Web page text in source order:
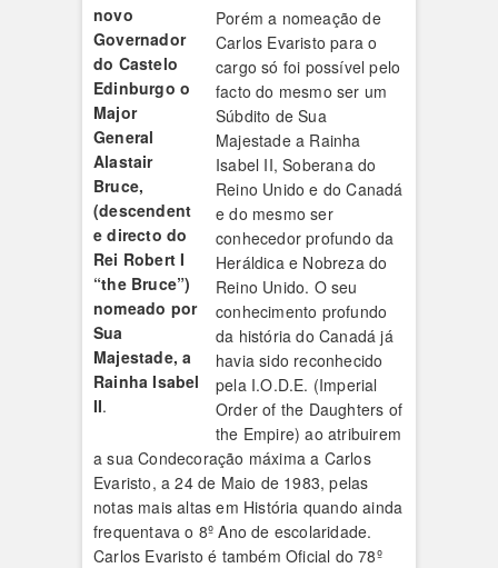
novo
Governador
do Castelo
Edinburgo o
Major
General
Alastair
Bruce,
(descendent
e directo do
Rei Robert I
“the Bruce”)
nomeado por
Sua
Majestade, a
Rainha Isabel
II.
Porém a nomeação de
Carlos Evaristo para o
cargo só foi possível pelo
facto do mesmo ser um
Súbdito de Sua
Majestade a Rainha
Isabel II, Soberana do
Reino Unido e do Canadá
e do mesmo ser
conhecedor profundo da
Heráldica e Nobreza do
Reino Unido. O seu
conhecimento profundo
da história do Canadá já
havia sido reconhecido
pela I.O.D.E. (Imperial
Order of the Daughters of
the Empire) ao atribuirem
a sua Condecoração máxima a Carlos
Evaristo, a 24 de Maio de 1983, pelas
notas mais altas em História quando ainda
frequentava o 8º Ano de escolaridade.
Carlos Evaristo é também Oficial do 78º